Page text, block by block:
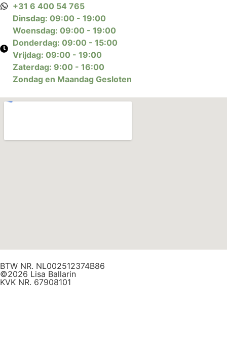
+31 6 400 54 765
Dinsdag: 09:00 - 19:00
Woensdag: 09:00 - 19:00
Donderdag: 09:00 - 15:00
Vrijdag: 09:00 - 19:00
Zaterdag: 9:00 - 16:00
Zondag en Maandag Gesloten
BTW NR. NL002512374B86
©2026 Lisa Ballarin
KVK NR. 67908101